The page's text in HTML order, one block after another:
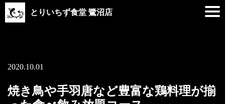
とりいちず食堂 鷺沼店
2020.10.01
焼き鳥や手羽唐など豊富な鶏料理が揃